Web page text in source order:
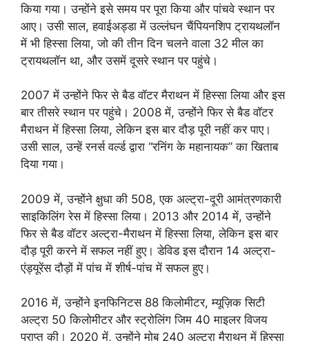
किया गया। उन्होंने इसे समय पर पूरा किया और पांचवे स्थान पर
आए। उसी साल, हवाईअड्डा में उल्लंघन चैंपियनशिप ट्रायथलॉन
में भी हिस्सा लिया, जो की तीन दिन चलने वाला 32 मील का
ट्रायथलॉन था, और उसमें दूसरे स्थान पर पहुंचे।
2007 में उन्होंने फिर से बैड वॉटर मैराथन में हिस्सा लिया और इस
बार तीसरे स्थान पर पहुंचे। 2008 में, उन्होंने फिर से बैड वॉटर
मैराथन में हिस्सा लिया, लेकिन इस बार दौड़ पूरी नहीं कर पाए।
उसी साल, उन्हें रनर्स वर्ल्ड द्वारा “रनिंग के महानायक” का खिताब
दिया गया।
2009 में, उन्होंने क्षुधा की 508, एक अल्ट्रा-दूरी आमंत्रणकारी
साइकिलिंग रेस में हिस्सा लिया। 2013 और 2014 में, उन्होंने
फिर से बैड वॉटर अल्ट्रा-मैराथन में हिस्सा लिया, लेकिन इस बार
दौड़ पूरी करने में सफल नहीं हुए। डेविड इस दौरान 14 अल्ट्रा-
एंड्यूरेंस दौड़ों में पांच में शीर्ष-पांच में सफल हुए।
2016 में, उन्होंने इनफिनिटस 88 किलोमीटर, म्यूज़िक सिटी
अल्ट्रा 50 किलोमीटर और स्ट्रोलिंग जिम 40 माइलर विजय
प्राप्त की। 2020 में, उन्होंने मोब 240 अल्ट्रा मैराथन में हिस्सा